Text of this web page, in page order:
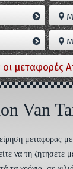
μεταφορές
Van
να τη ζητήσετε